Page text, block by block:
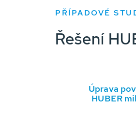
PŘÍPADOVÉ
Řešení
Úprava
HUBER